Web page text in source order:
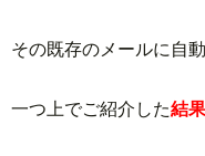
その既存のメールに自
一つ上でご紹介した結